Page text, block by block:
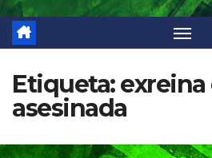
Etiqueta:exreina
asesinada